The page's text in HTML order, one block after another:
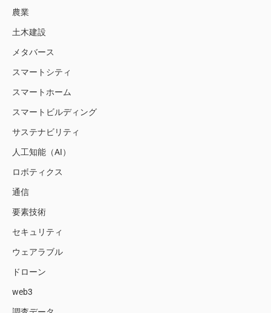
農業
土木建設
メタバース
スマートシティ
スマートホーム
スマートビルディング
サステナビリティ
人工知能（AI）
ロボティクス
通信
要素技術
セキュリティ
ウェアラブル
ドローン
web3